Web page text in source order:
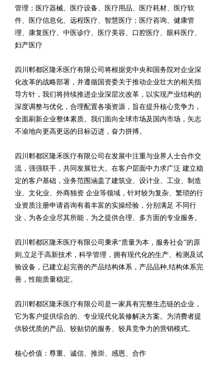
管理；医疗器械、医疗设备、医疗用品、医疗耗材、医疗软
件、医疗信息化、远程医疗、智慧医疗；医疗咨询、健康管
理、康复医疗、中医诊疗、医疗美容、口腔医疗、眼科医疗、
妇产医疗
四川郫都区隆禾医疗有限公司将根据党中央和国务院对企业深
化改革的战略部署，并遵循国资委关于推动企业壮大的相关指
导方针，我们将持续推进企业深层次改革，以实现产业结构的
深度调整与优化，合理配置各项资源，旨在提升核心竞争力，
全面刷新企业整体素质。我们面向全球市场及国内市场，矢志
不渝地向更高更远的目标迈进，奋力拼搏。
四川郫都区隆禾医疗有限公司在发展中注重与业界人士合作交
流，强强联手，共同发展壮大。在客户层面中力求广泛 建立稳
定的客户基础，业务范围涵盖了建筑业、设计业、工业、制造
业、文化业、外商独资 企业等领域，针对较为复杂、繁琐的行
业资质注册申请咨询有着丰富的实操经验，分别满足 不同行
业，为各企业尽其所能，为之提供合理、多方面的专业服务。
四川郫都区隆禾医疗有限公司秉承“质量为本，服务社会”的原
则,立足于高新技术，科学管理，拥有现代化的生产、检测及试
验设备，已建立起完善的产品结构体系，产品品种,结构体系完
善，性能质量稳定。
四川郫都区隆禾医疗有限公司是一家具有完整生态链的企业，
它为客户提供综合的、专业现代化装修解决方案。为消费者提
供较优质的产品、较贴切的服务、较具竞争力的营销模式。
核心价值：尊重、诚信、推崇、感恩、合作